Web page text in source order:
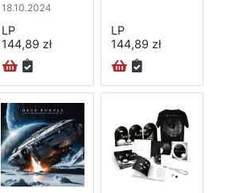
18.10.2024
LP
144,89 zł
LP
144,89 zł